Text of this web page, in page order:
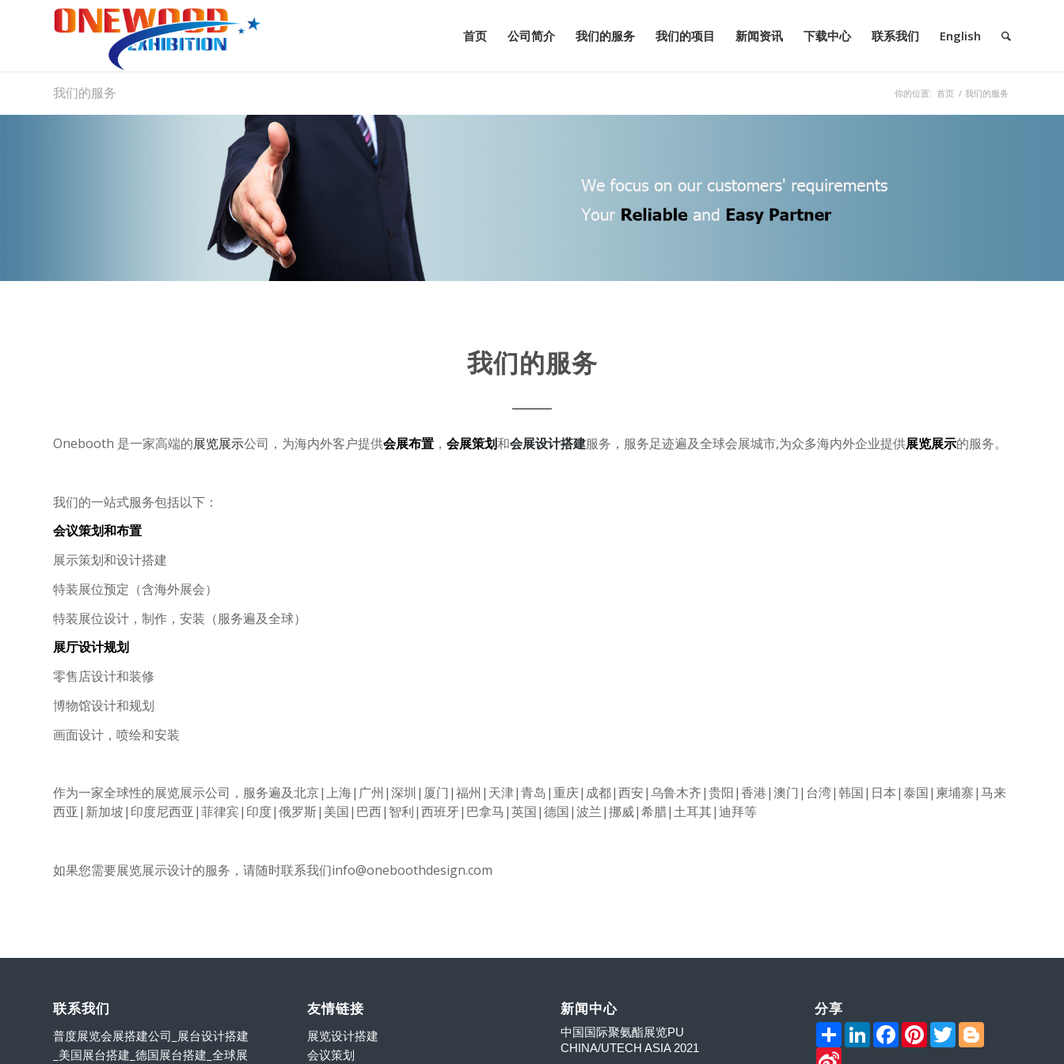
首页 公司简介 我们的服务 我们的项目 新闻资讯 下载中心 联系我们 English
我们的服务 你的位置: 首页 / 我们的服务
我们的服务
Onebooth 是一家高端的展览展示公司，为海内外客户提供会展布置 ， 会展策划和会展设计搭建服务，服务足迹遍及全球会展城市,为众多海内外企业提供展览展示的服务。
我们的一站式服务包括以下：
会议策划和布置
展示策划和设计搭建
特装展位预定（含海外展会）
特装展位设计，制作，安装（服务遍及全球）
展厅设计规划
零售店设计和装修
博物馆设计和规划
画面设计，喷绘和安装
作为一家全球性的展览展示公司，服务遍及北京|上海| 广州 |深圳| 厦门 |福州 | 天津|青岛|重庆| 成都|西安|乌鲁木齐|贵阳|香港|澳门 | 台湾|韩国| 日本|泰国| 柬埔寨|马来
西亚 | 新加坡| 印度尼西亚 |菲律宾| 印度|俄罗斯| 美国| 巴西| 智利|西班牙| 巴拿马 |英国|德国|波兰|挪威|希腊|土耳其|迪拜等
如果您需要展览展示设计的服务，请随时联系我们info@oneboothdesign.com
联系我们
普度展览会展搭建公司_展台设计搭建
_美国展台搭建_德国展台搭建_全球展
友情链接
展览设计搭建
会议策划
新闻中心
中国国际聚氨酯展览PU
CHINA/UTECH ASIA 2021
分享
ShareLinkedInFacebookPinterest
TwitterBlogger
Sina